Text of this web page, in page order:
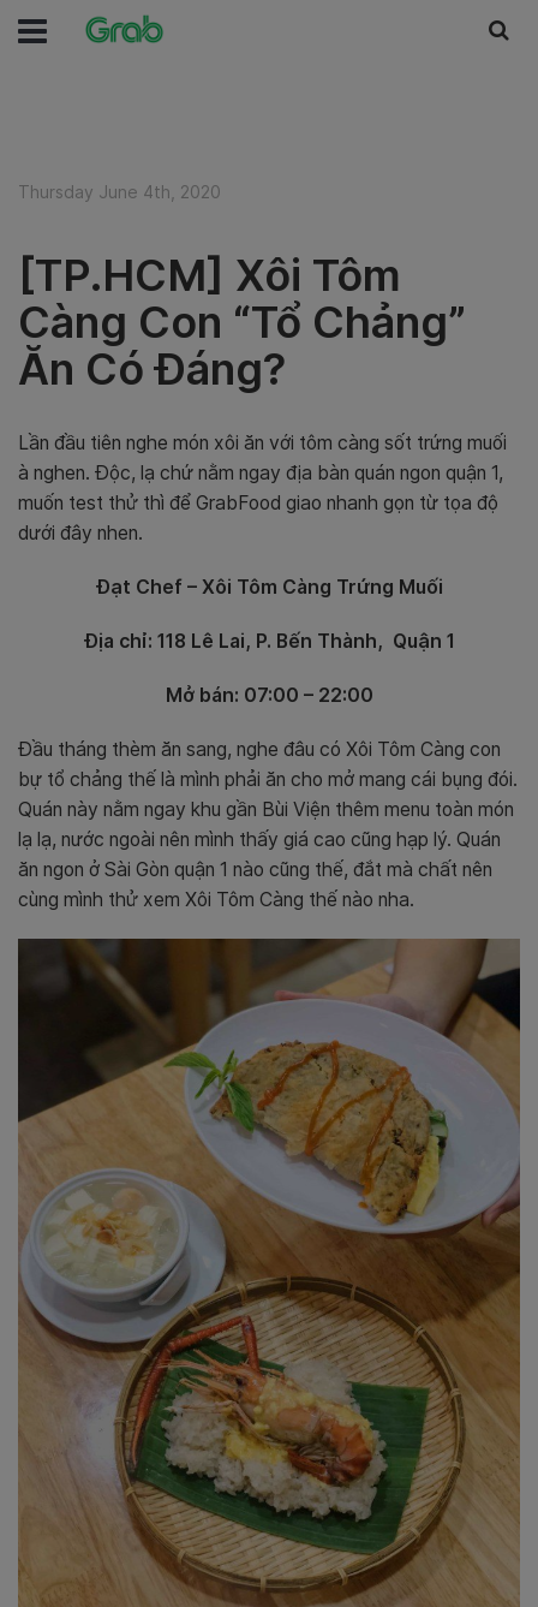
Thursday June 4th, 2020
[TP.HCM] Xôi Tôm
Càng Con “Tổ Chảng”
Ăn Có Đáng?
Lần đầu tiên nghe món xôi ăn với tôm càng sốt trứng muối
à nghen. Độc, lạ chứ nằm ngay địa bàn quán ngon quận 1,
muốn test thử thì để GrabFood giao nhanh gọn từ tọa độ
dưới đây nhen.
Đạt Chef – Xôi Tôm Càng Trứng Muối
Địa chỉ: 118 Lê Lai, P. Bến Thành, Quận 1
Mở bán: 07:00 – 22:00
Đầu tháng thèm ăn sang, nghe đâu có Xôi Tôm Càng con
bự tổ chảng thế là mình phải ăn cho mở mang cái bụng đói.
Quán này nằm ngay khu gần Bùi Viện thêm menu toàn món
lạ lạ, nước ngoài nên mình thấy giá cao cũng hạp lý. Quán
ăn ngon ở Sài Gòn quận 1 nào cũng thế, đắt mà chất nên
cùng mình thử xem Xôi Tôm Càng thế nào nha.